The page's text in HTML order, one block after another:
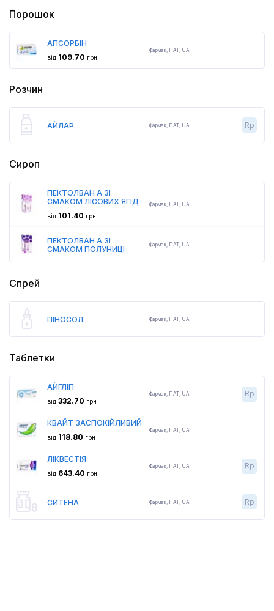
Порошок
АПСОРБІН
від 109.70 грн
Фармак, ПАТ, UA
Розчин
АЙЛАР Фармак, ПАТ, UA Rp
Сироп
ПЕКТОЛВАН А ЗІ
СМАКОМ ЛІСОВИХ ЯГІД
від 101.40 грн
Фармак, ПАТ, UA
ПЕКТОЛВАН А ЗІ
СМАКОМ ПОЛУНИЦІ
Фармак, ПАТ, UA
Спрей
ПІНОСОЛ Фармак, ПАТ, UA
Таблетки
АЙГЛІП
від 332.70 грн
Фармак, ПАТ, UA Rp
КВАЙТ ЗАСПОКІЙЛИВИЙ
від 118.80 грн
Фармак, ПАТ, UA
ЛІКВЕСТІЯ
від 643.40 грн
Фармак, ПАТ, UA Rp
СИТЕНА Фармак, ПАТ, UA Rp